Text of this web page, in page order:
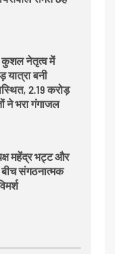
कुशल नेतृत्व में
यात्रा बनी
2.19 करोड़
ने भरा गंगाजल
महेंद्र भट्ट और
संगठनात्मक